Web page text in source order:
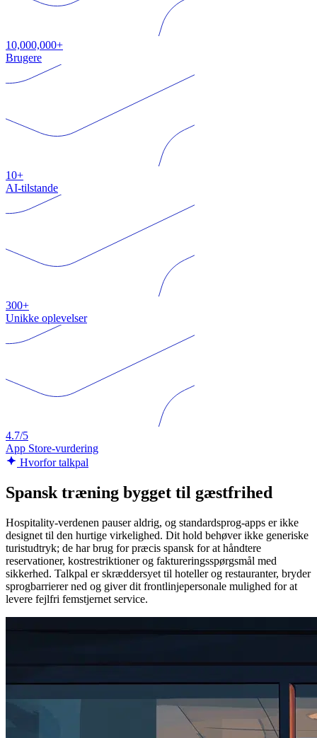
10,000,000+
Brugere
10+
AI-tilstande
300+
Unikke oplevelser
4.7/5
App Store-vurdering
Hvorfor talkpal
Spansk træning bygget til gæstfrihed
Hospitality-verdenen pauser aldrig, og standardsprog-apps er ikke
designet til den hurtige virkelighed. Dit hold behøver ikke generiske
turistudtryk; de har brug for præcis spansk for at håndtere
reservationer, kostrestriktioner og faktureringsspørgsmål med
sikkerhed. Talkpal er skræddersyet til hoteller og restauranter, bryder
sprogbarrierer ned og giver dit frontlinjepersonale mulighed for at
levere fejlfri femstjernet service.